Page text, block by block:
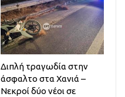
Διπλή τραγωδία στην
άσφαλτο στα Χανιά –
Νεκροί δύο νέοι σε